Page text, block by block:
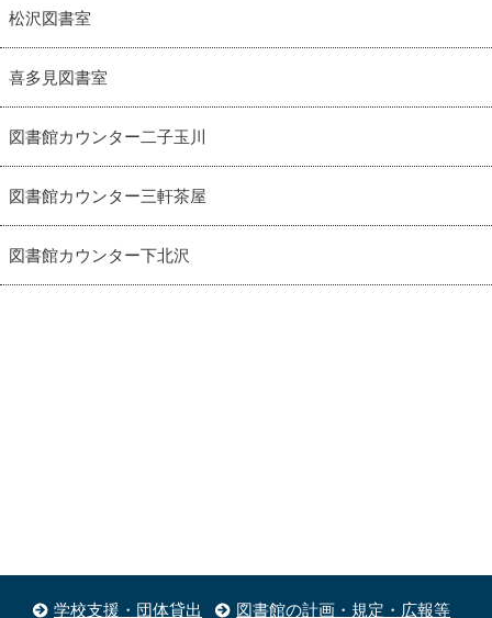
松沢図書室
喜多見図書室
図書館カウンター二子玉川
図書館カウンター三軒茶屋
図書館カウンター下北沢
学校支援・団体貸出 図書館の計画・規定・広報等